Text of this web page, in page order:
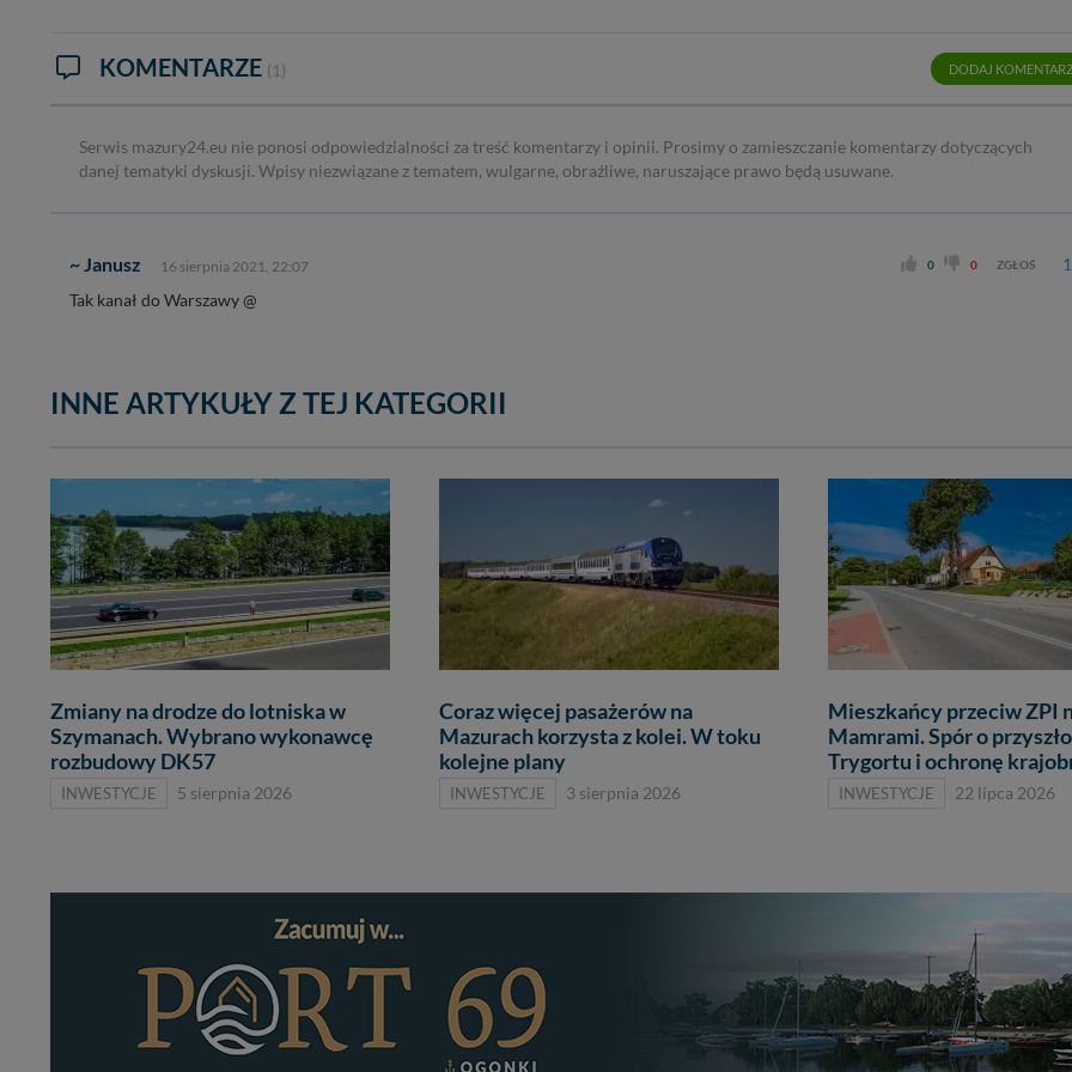
KOMENTARZE (1) DODAJ
Serwis mazury24.eu nie ponosi odpowiedzialności za treść komentarzy i opinii. Prosimy o zamieszczanie komentarzy dotyczących
danej tematyki dyskusji. Wpisy niezwiązane z tematem, wulgarne, obraźliwe, naruszające prawo będą usuwane.
~ Janusz 16 sierpnia 2021, 22:07 0 0 ZGŁOŚ 1
Tak kanał do Warszawy @
INNE ARTYKUŁY Z TEJ KATEGORII
Zmiany na drodze do lotniska w
Szymanach. Wybrano wykonawcę
rozbudowy DK57
INWESTYCJE 5 sierpnia 2026
Coraz więcej pasażerów na
Mazurach korzysta z kolei. W toku
kolejne plany
INWESTYCJE 3 sierpnia 2026
Mieszkańcy przeciw ZPI
Mamrami. Spór o
Trygortu i ochronę
INWESTYCJE 22 lipca 2026